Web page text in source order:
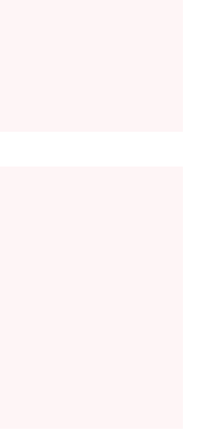
口 未開封シュリンク付き
)